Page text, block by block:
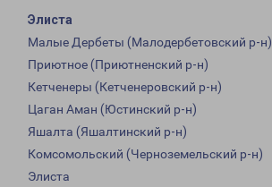
Элиста
Малые Дербеты (Малодербетовский р-н)
Приютное (Приютненский р-н)
Кетченеры (Кетченеровский р-н)
Цаган Аман (Юстинский р-н)
Яшалта (Яшалтинский р-н)
Комсомольский (Черноземельский р-н)
Элиста